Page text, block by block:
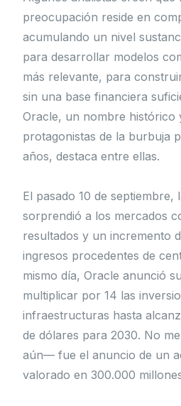
preocupación reside en
acumulando un nivel
para desarrollar modelos
más relevante, para
sin una base financiera
Oracle, un nombre histórico
protagonistas de la burbuja
años, destaca entre ellas.
El pasado 10 de septiembre,
sorprendió a los mercados
resultados y un incremento
ingresos procedentes de
mismo día, Oracle anunció
multiplicar por 14 las
infraestructuras hasta
de dólares para 2030. No
aún— fue el anuncio de un
valorado en 300.000